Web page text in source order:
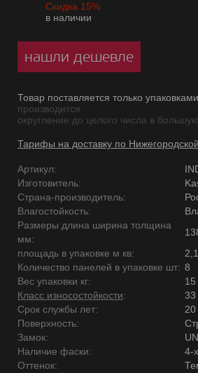
Скидка 15%
в наличии
нашли дешевле
Товар поставляется только
производится
округление до целого числа в
Тарифы на доставку по
Артикул:
Изготовитель:
Страна-производитель:
Влагостойкость:
Размеры длина ширина толщина
мм:
площадь в упаковке м кв:
Количество панелей в упаковке шт: 8
Вес упаковки кг:
15
Класс износостойкости:
33
Срок службы лет:
20
Поверхность:
Замок:
Наличие фаски:
4-
Оттенок: